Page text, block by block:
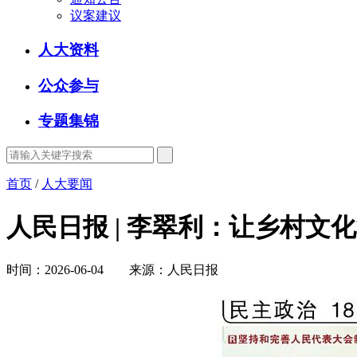
议案建议
人大资料
公众参与
专题集锦
首页 / 人大要闻
人民日报 | 李翠利：让乡村文
时间：2026-06-04 来源：人民日报